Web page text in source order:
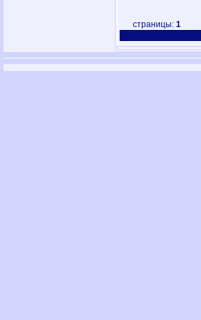
страницы:1